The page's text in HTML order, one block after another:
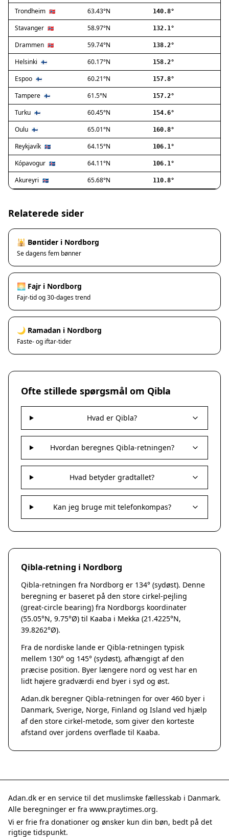
Frederiksberg
Frederikssund
Frederiksværk
Gentofte
Gladsaxe
Glostrup
Greve
Hedehusene
Herlev
Hvidovre
Høje-Taastrup
Ishøj
Jyllinge
Lillerød
Lyngby
Vanløse
Haslev
Kalundborg
Korsør
Nykøbing Sjælland
Præstø
Sorø
Stege
Svendstrup
Vordingborg
Assens
Bogense
Faaborg
Kerteminde
Middelfart
Munkebo
Ringe
Rudkøbing
Ebeltoft
Galten
Grenaa
Hedensted
Hinnerup
Hobro
Mariager
Odder
Purhus
Rønde
Tranbjerg
Trustrup
Billund
Trondheim 🇳🇴 63.43°N 140.8°
Stavanger 🇳🇴 58.97°N 132.1°
Drammen 🇳🇴 59.74°N 138.2°
Helsinki 🇫🇮 60.17°N 158.2°
Espoo 🇫🇮 60.21°N 157.8°
Tampere 🇫🇮 61.5°N 157.2°
Turku 🇫🇮 60.45°N 154.6°
Oulu 🇫🇮 65.01°N 160.8°
Reykjavík 🇮🇸 64.15°N 106.1°
Kópavogur 🇮🇸 64.11°N 106.1°
Akureyri 🇮🇸 65.68°N 110.8°
Relaterede sider
🕌 Bøntider i Nordborg
Se dagens fem bønner
🌅 Fajr i Nordborg
Fajr-tid og 30-dages trend
🌙 Ramadan i Nordborg
Faste- og iftar-tider
Ofte stillede spørgsmål om Qibla
Hvad er Qibla?
Hvordan beregnes Qibla-retningen?
Hvad betyder gradtallet?
Kan jeg bruge mit telefonkompas?
Qibla-retning i Nordborg
Qibla-retningen fra Nordborg er 134° (sydøst). Denne
beregning er baseret på den store cirkel-pejling
(great-circle bearing) fra Nordborgs koordinater
(55.05°N, 9.75°Ø) til Kaaba i Mekka (21.4225°N,
39.8262°Ø).
Fra de nordiske lande er Qibla-retningen typisk
mellem 130° og 145° (sydøst), afhængigt af den
præcise position. Byer længere nord og vest har en
lidt højere gradværdi end byer i syd og øst.
Adan.dk beregner Qibla-retningen for over 460 byer i
Danmark, Sverige, Norge, Finland og Island ved hjælp
af den store cirkel-metode, som giver den korteste
afstand over jordens overflade til Kaaba.
Adan.dk er en service til det muslimske fællesskab i Danmark.
Alle beregninger er fra www.praytimes.org.
Vi er frie fra donationer og ønsker kun din bøn, bedt på det
rigtige tidspunkt.